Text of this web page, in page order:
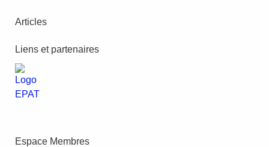
Articles
Liens et partenaires
Espace Membres